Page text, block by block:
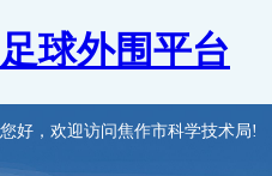
足球外围平台
您好，欢迎访问焦作市科学技术局!